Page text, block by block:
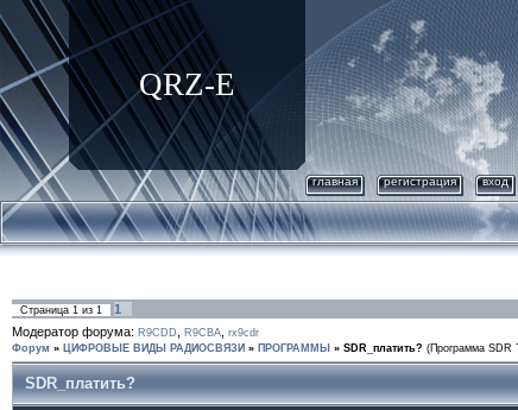
QRZ-E
главная регистрация вход
Страница 1 из 1
1
Модератор форума: R9CDD R9CBA rx9cdr
Форум » ЦИФРОВЫЕ ВИДЫ РАДИОСВЯЗИ » ПРОГРАММЫ » SDR_платить? (Программа SDR
SDR_платить?